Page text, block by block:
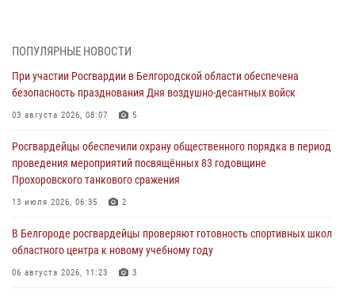
Подвиги героев‑росгвардейцев увековечили в новой музейной
экспозиции белгородского музея‑диорамы «Курская битва.
06 августа 2026, 12:05 3
В Белгороде росгвардейцы проверяют готовность спортивных школ
областного центра к новому учебному году
Росгвардия обеспечила общественную безопасность празднования
83-й годовщины освобождения г. Белгорода от немецко -
ПОПУЛЯРНЫЕ НОВОСТИ
При участии Росгвардии в Белгородской области обеспечена
безопасность празднования Дня воздушно-десантных войск
03 августа 2026, 08:07 5
Росгвардейцы обеспечили охрану общественного порядка в период
проведения мероприятий посвящённых 83 годовщине
Прохоровского танкового сражения
13 июля 2026, 06:35 2
В Белгороде росгвардейцы проверяют готовность спортивных школ
областного центра к новому учебному году
06 августа 2026, 11:23 3